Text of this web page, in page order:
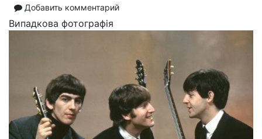
Добавить комментарий
Випадкова фотографія